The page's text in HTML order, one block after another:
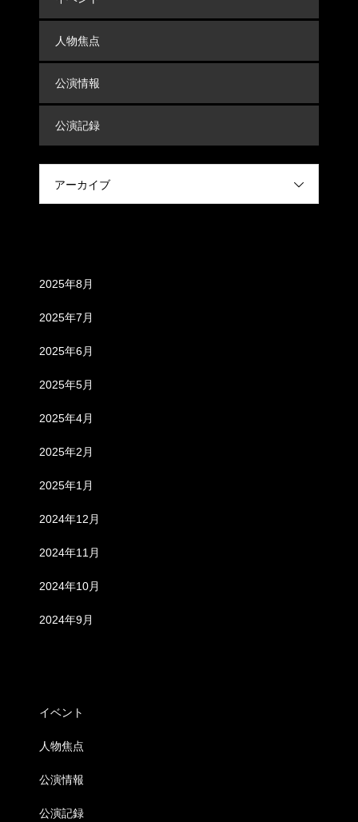
人物焦点
公演情報
公演記録
アーカイブ
2025年8月
2025年7月
2025年6月
2025年5月
2025年4月
2025年2月
2025年1月
2024年12月
2024年11月
2024年10月
2024年9月
イベント
人物焦点
公演情報
公演記録